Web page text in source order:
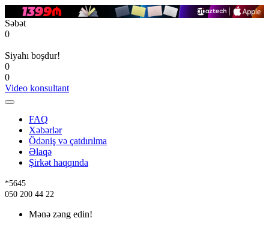
Səbət
0
Siyahı boşdur!
0
0
Video konsultant
FAQ
Xəbərlər
Ödəniş və çatdırılma
Əlaqə
Şirkət haqqında
*5645
050 200 44 22
Mənə zəng edin!